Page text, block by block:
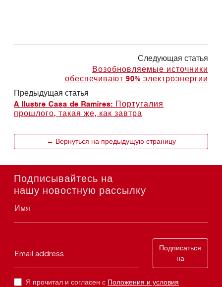
Следующая статья
Возобновляемые источники
обеспечивают 90% электроэнергии
Предыдущая статья
A Ilustre Casa de Ramires: Португалия
прошлого, такая же, как завтра
← Вернуться на предыдущую страницу
Подписывайтесь на
нашу новостную рассылку
Имя
Email address
Подписаться
на
Я прочитал и согласен с Положения и условия